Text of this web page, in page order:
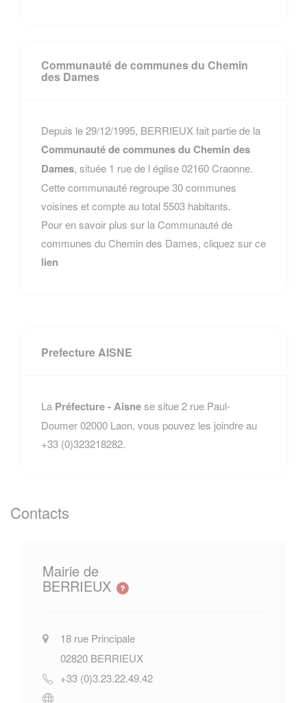
Communauté de communes du Chemin
des Dames
Depuis le 29/12/1995, BERRIEUX fait partie de la
Communauté de communes du Chemin des
Dames, située 1 rue de l église 02160 Craonne.
Cette communauté regroupe 30 communes
voisines et compte au total 5503 habitants.
Pour en savoir plus sur la Communauté de
communes du Chemin des Dames, cliquez sur ce
lien
Prefecture AISNE
La Préfecture - Aisnese situe 2 rue Paul-
Doumer 02000 Laon, vous pouvez les joindre au
+33 (0)323218282.
Contacts
Mairie de
BERRIEUX
18 rue Principale
02820 BERRIEUX
+33 (0)3.23.22.49.42